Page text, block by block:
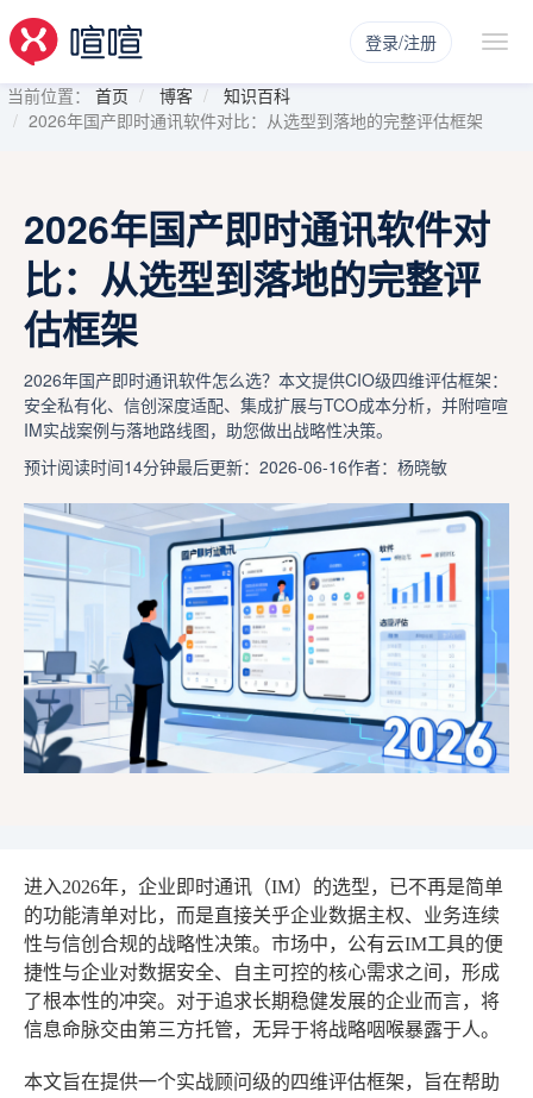
登录/注册
当前位置： 首页 博客
知识百科
2026年国产即时通讯软件对比：从选型到落地的完整评估框架
2026年国产即时通讯软件对
比：从选型到落地的完整评
估框架
2026年国产即时通讯软件怎么选？本文提供CIO级四维评估框架：
安全私有化、信创深度适配、集成扩展与TCO成本分析，并附喧喧
IM实战案例与落地路线图，助您做出战略性决策。
预计阅读时间14分钟最后更新：2026-06-16作者：杨晓敏
进入2026年，企业即时通讯（IM）的选型，已不再是简单
的功能清单对比，而是直接关乎企业数据主权、业务连续
性与信创合规的战略性决策。市场中，公有云IM工具的便
捷性与企业对数据安全、自主可控的核心需求之间，形成
了根本性的冲突。对于追求长期稳健发展的企业而言，将
信息命脉交由第三方托管，无异于将战略咽喉暴露于人。
本文旨在提供一个实战顾问级的四维评估框架，旨在帮助